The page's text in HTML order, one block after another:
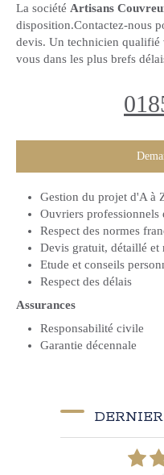
La société Artisans
disposition.Contactez-nous
devis. Un technicien qualifié
vous dans les plus brefs
Gestion du projet d'A à
Ouvriers professionnels
Respect des normes
Devis gratuit, détaillé et
Etude et conseils
Respect des délais
Assurances
Responsabilité civile
Garantie décennale